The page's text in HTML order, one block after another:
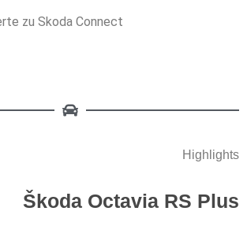
zu Skoda Connect
Highlights
Škoda Octavia RS Plus